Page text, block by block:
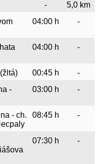
-
5,0 km
04:00 h -
04:00 h -
00:45 h
-
-
03:00 h -
- ch.
08:45 h -
07:30 h -